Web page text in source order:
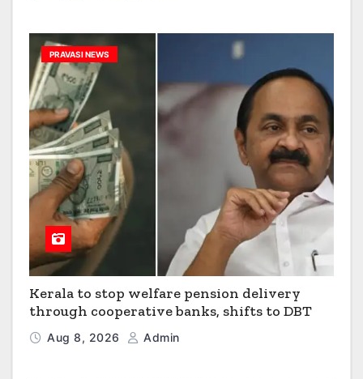
PRAVASI NEWS
Kerala to stop welfare pension delivery
through cooperative banks, shifts to DBT
Aug 8, 2026 Admin